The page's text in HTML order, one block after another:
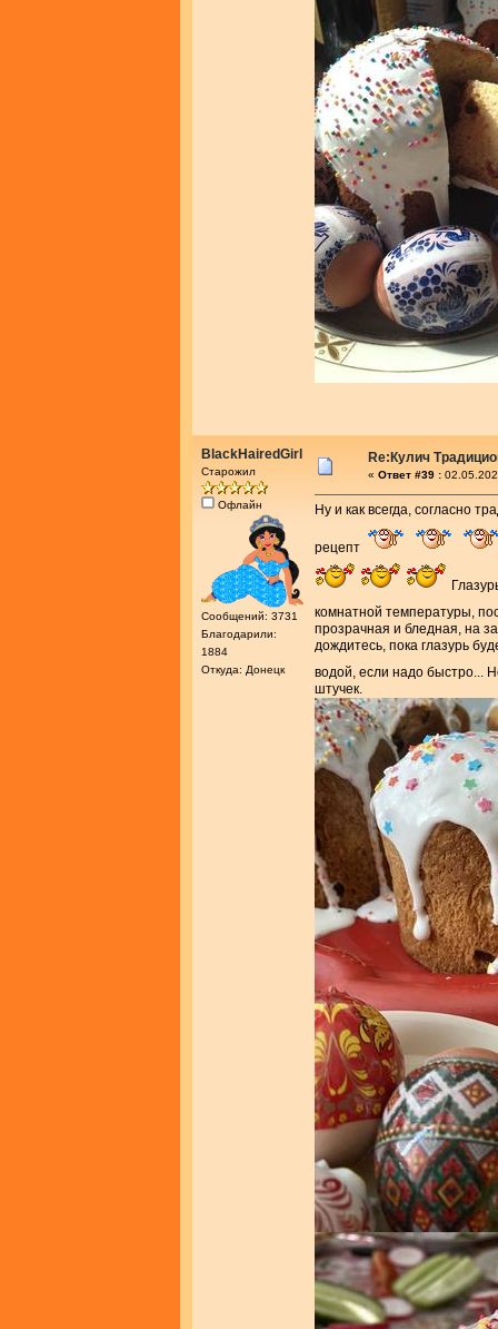
BlackHairedGirl
Старожил
Офлайн
Сообщений: 3731
Благодарили:
1884
Откуда: Донецк
Re:Кулич
« Ответ #39 :
Ну и как всегда, согласно
рецепт
комнатной температуры,
прозрачная и бледная, на
дождитесь, пока глазурь
водой, если надо быстро...
штучек.